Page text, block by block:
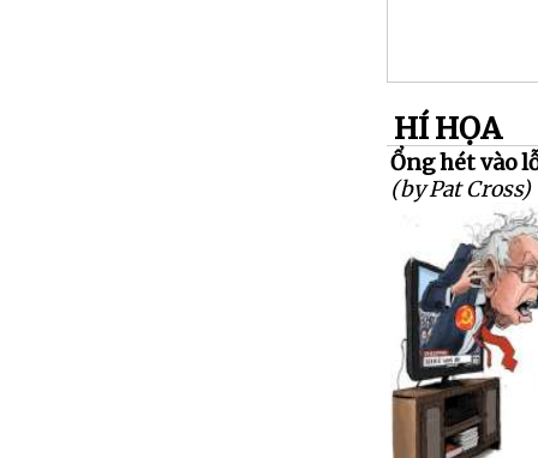
HÍ HỌA
Ổng hét vào
(by Pat Cross)